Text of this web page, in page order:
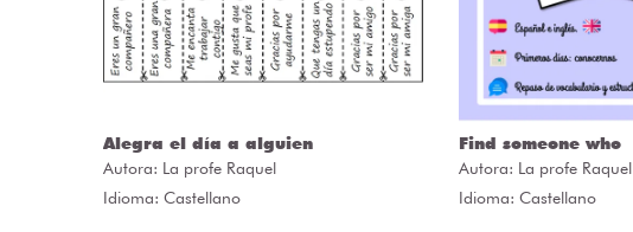
Alegra el día a alguien
Autora: La profe Raquel
Idioma: Castellano
Find someone who
Autora: La profe Raquel
Idioma: Castellano